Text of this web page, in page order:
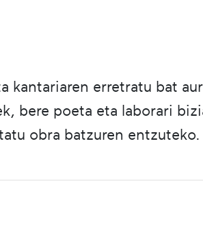
kantariaren erretratu bat
bere poeta eta laborari
obra batzuren entzuteko.